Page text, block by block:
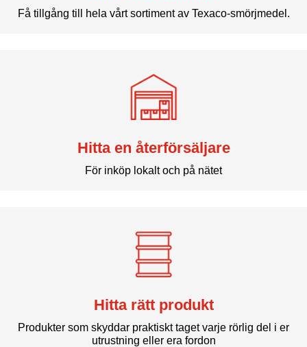
Få tillgång till hela vårt sortiment av Texaco-smörjmedel.
Hitta en återförsäljare
För inköp lokalt och på nätet
Hitta rätt produkt
Produkter som skyddar praktiskt taget varje rörlig del i er
utrustning eller era fordon